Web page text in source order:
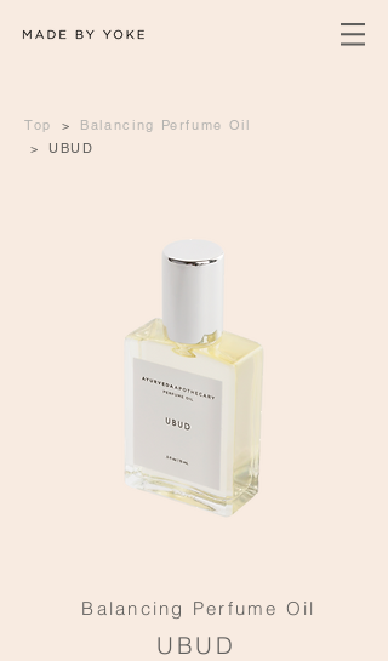
Top >
Balancing Perfume Oil
>
UBUD
Balancing Perfume Oil
UBUD